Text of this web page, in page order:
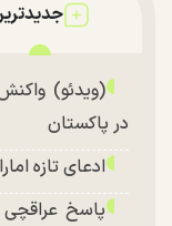
(ویدئو)
در پاکستان
ادعای تازه